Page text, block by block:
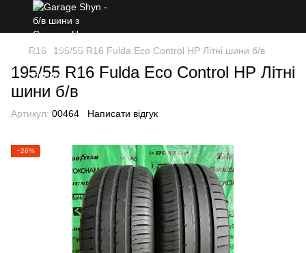
R16 195/55 R16 Fulda Eco Control HP Літні шини б/в
195/55 R16 Fulda Eco Control HP Літні
шини б/в
Артикул: 00464 Написати відгук
−26%